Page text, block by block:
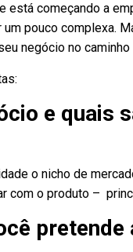
começando a
pouco complexa.
negócio no caminho
e quais
o nicho de
com o produto –
pretende